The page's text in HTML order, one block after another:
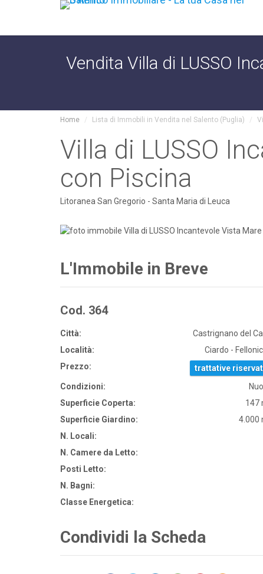
Vendita Villa di LUSSO
Home Lista di Immobili in Vendita nel Salento (Puglia)
Villa di LUSSO
con Piscina
Litoranea San Gregorio - Santa Maria di Leuca
L'Immobile in Breve
Cod. 364
Città:
Castrignano del
Località:
Ciardo -
Prezzo:
trattative
Condizioni:
Superficie Coperta:
147
Superficie Giardino: 4.000
N. Locali:
N. Camere da Letto:
Posti Letto:
N. Bagni:
Classe Energetica:
Condividi la Scheda